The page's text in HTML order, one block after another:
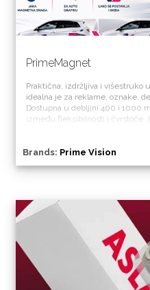
PrimeMagnet
Praktična, izdržljiva i višestruko
idealna je za reklame, oznake,
Dostupna u debljini 400 i 1000
između fleksibilnosti i čvrstoće.
Brands: Prime Vision